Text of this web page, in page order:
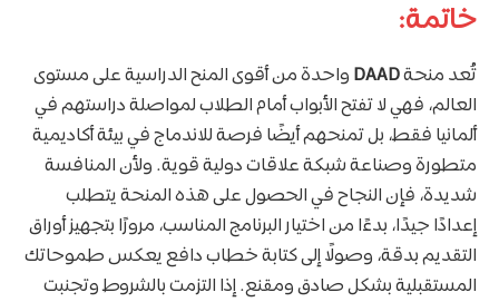
خاتمة:
تُعد منحةDAAD واحدة من أقوى المنح الدراسية على مستوى
العالم، فهي لا تفتح الأبواب أمام الطلاب لمواصلة دراستهم في
ألمانيا فقط، بل تمنحهم أيضًا فرصة للاندماج في بيئة أكاديمية
متطورة وصناعة شبكة علاقات دولية قوية. ولأن المنافسة
شديدة، فإن النجاح في الحصول على هذه المنحة يتطلب
إعدادًا جيدًا، بدءًا من اختيار البرنامج المناسب، مرورًا بتجهيز أوراق
التقديم بدقة، وصولًا إلى كتابة خطاب دافع يعكس طموحاتك
المستقبلية بشكل صادق ومقنع. إذا التزمت بالشروط وتجنبت